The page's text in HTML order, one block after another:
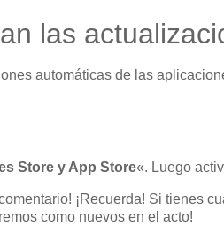
las
automáticas de las
Store y App Store«. Luego
¡Recuerda! Si tienes
como nuevos en el acto!